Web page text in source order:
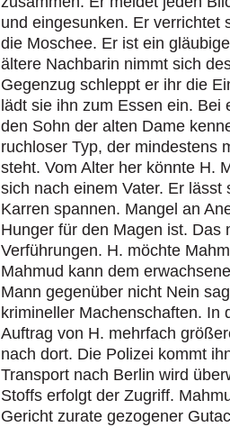
und eingesunken. Er verrichtet
die Moschee. Er ist ein
ältere Nachbarin nimmt sich
Gegenzug schleppt er ihr die
lädt sie ihn zum Essen ein.
den Sohn der alten Dame
ruchloser Typ, der mindestens
steht. Vom Alter her könnte H.
sich nach einem Vater. Er
Karren spannen. Mangel an
Hunger für den Magen ist. Das
Verführungen. H. möchte
Mahmud kann dem
Mann gegenüber nicht Nein
krimineller Machenschaften. In
Auftrag von H. mehrfach
nach dort. Die Polizei kommt
Transport nach Berlin wird
Stoffs erfolgt der Zugriff.
Gericht zurate gezogener